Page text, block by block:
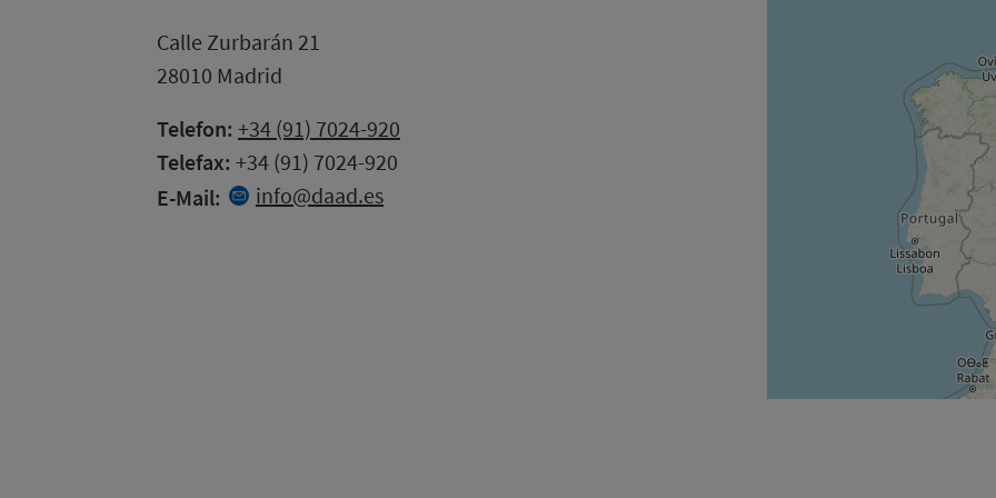
Calle Zurbarán 21
28010 Madrid
Telefon: +34 (91) 7024-920
Telefax: +34 (91) 7024-920
E-Mail:
info daad.es